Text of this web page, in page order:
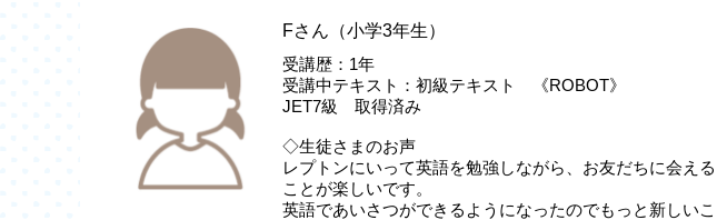
Fさん（小学3年生）
受講歴：1年
受講中テキスト：初級テキスト 《ROBOT》
JET7級 取得済み
◇生徒さまのお声
レプトンにいって英語を勉強しながら、お友だちに会える
ことが楽しいです。
英語であいさつができるようになったのでもっと新しいこ